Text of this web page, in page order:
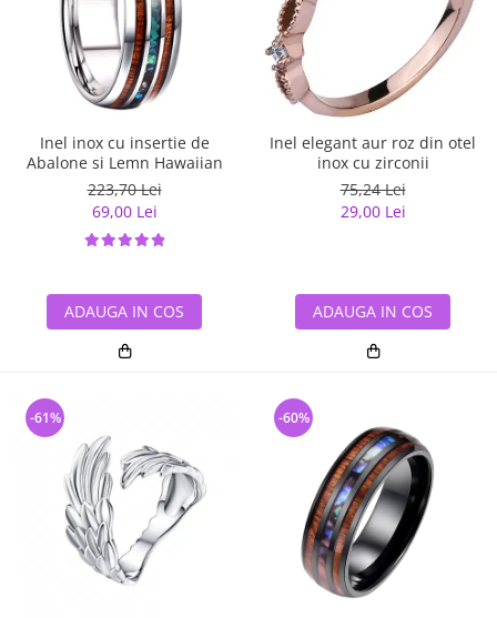
Inel inox cu insertie de
Abalone si Lemn Hawaiian
223,70 Lei
69,00 Lei
ADAUGA IN COS
Inel elegant aur roz din otel
inox cu zirconii
75,24 Lei
29,00 Lei
ADAUGA IN COS
-61% -60%